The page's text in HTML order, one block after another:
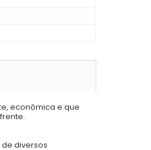
econômica e que
diversos